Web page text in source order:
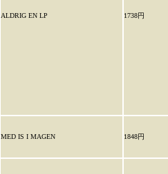
ALDRIG EN LP 1738円
MED IS I MAGEN 1848円